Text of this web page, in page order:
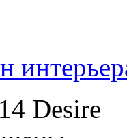
Desire